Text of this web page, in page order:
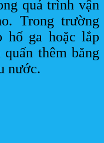
quá trình vận
Trong trường
hố ga hoặc lắp
thêm băng
nước.